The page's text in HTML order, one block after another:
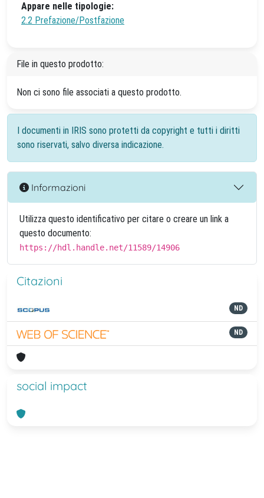
Appare nelle tipologie:
2.2 Prefazione/Postfazione
File in questo prodotto:
Non ci sono file associati a questo prodotto.
I documenti in IRIS sono protetti da copyright e tutti i diritti
sono riservati, salvo diversa indicazione.
Informazioni
Utilizza questo identificativo per citare o creare un link a
questo documento:
https://hdl.handle.net/11589/14906
Citazioni
ND
ND
social impact